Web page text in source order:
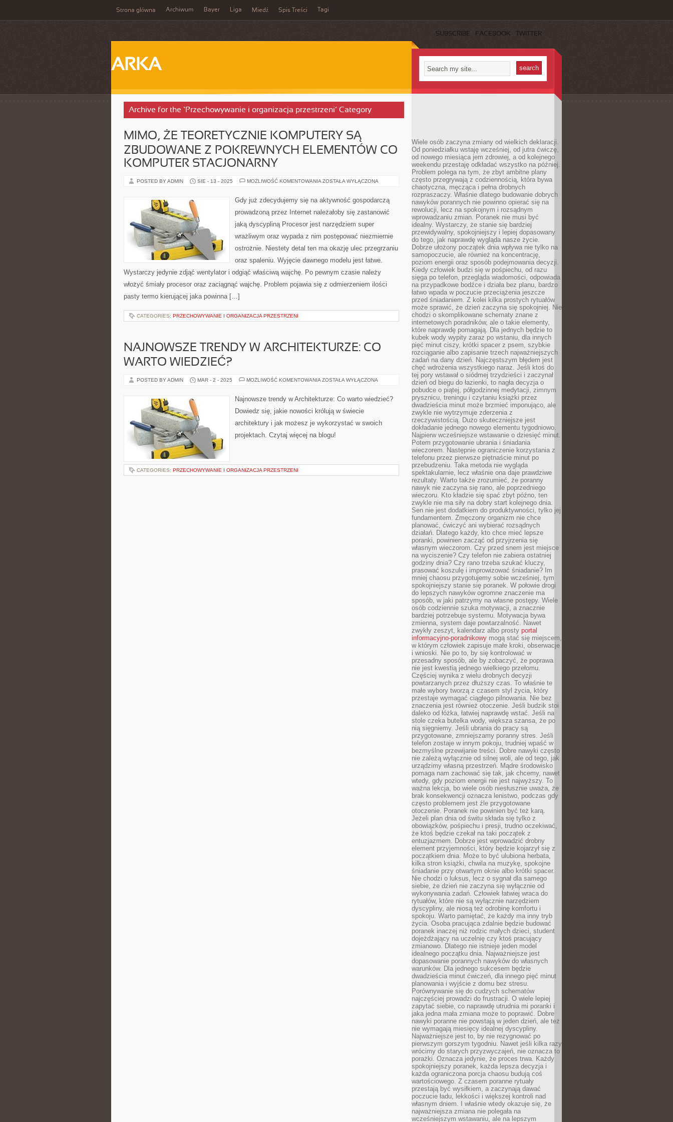
Strona główna Archiwum Bayer Liga Miedź Spis Treści Tagi
SUBSCRIBE FACEBOOK TWITTER
ARKA
Archive for the ‘Przechowywanie i organizacja przestrzeni’ Category
MIMO, ŻE TEORETYCZNIE KOMPUTERY SĄ
ZBUDOWANE Z POKREWNYCH ELEMENTÓW CO
KOMPUTER STACJONARNY
POSTED BY ADMIN SIE - 13 - 2025 MOŻLIWOŚĆ KOMENTOWANIA MIMO,
KOMPUTERY
SĄ
Z
ELEMENTÓW
KOMPUTER
STACJONARNY
ZOSTAŁA WYŁĄCZONA
Gdy już zdecydujemy się na aktywność gospodarczą
prowadzoną przez Internet należałoby się zastanowić
jaką dyscypliną Procesor jest narzędziem super
wrażliwym oraz wypada z nim postępować niezmiernie
ostrożnie. Niestety detal ten ma okazję ulec przegrzaniu
oraz spaleniu. Wyjęcie dawnego modelu jest łatwe.
Wystarczy jedynie zdjąć wentylator i odgiąć właściwą wajchę. Po pewnym czasie należy
włożyć śmiały procesor oraz zaciągnąć wajchę. Problem pojawia się z odmierzeniem ilości
pasty termo kierującej jaka powinna […]
CATEGORIES: PRZECHOWYWANIE I ORGANIZACJA PRZESTRZENI
NAJNOWSZE TRENDY W ARCHITEKTURZE: CO
WARTO WIEDZIEĆ?
POSTED BY ADMIN MAR - 2 - 2025 MOŻLIWOŚĆ KOMENTOWANIA NAJNOWSZE
ARCHITEKTURZE:
CO
WIEDZIEĆ?
ZOSTAŁA WYŁĄCZONA
Najnowsze trendy w Architekturze: Co warto wiedzieć?
Dowiedz się, jakie nowości królują w świecie
architektury i jak możesz je wykorzystać w swoich
projektach. Czytaj więcej na blogu!
CATEGORIES: PRZECHOWYWANIE I ORGANIZACJA PRZESTRZENI
Wiele osób zaczyna zmiany od wielkich deklaracji.
Od poniedziałku wstaję wcześniej, od jutra ćwiczę,
od nowego miesiąca jem zdrowiej, a od kolejnego
weekendu przestaję odkładać wszystko na później.
Problem polega na tym, że zbyt ambitne plany
często przegrywają z codziennością, która bywa
chaotyczna, męcząca i pełna drobnych
rozpraszaczy. Właśnie dlatego budowanie dobrych
nawyków porannych nie powinno opierać się na
rewolucji, lecz na spokojnym i rozsądnym
wprowadzaniu zmian. Poranek nie musi być
idealny. Wystarczy, że stanie się bardziej
przewidywalny, spokojniejszy i lepiej dopasowany
do tego, jak naprawdę wygląda nasze życie.
Dobrze ułożony początek dnia wpływa nie tylko na
samopoczucie, ale również na koncentrację,
poziom energii oraz sposób podejmowania decyzji.
Kiedy człowiek budzi się w pośpiechu, od razu
sięga po telefon, przegląda wiadomości, odpowiada
na przypadkowe bodźce i działa bez planu, bardzo
łatwo wpada w poczucie przeciążenia jeszcze
przed śniadaniem. Z kolei kilka prostych rytuałów
może sprawić, że dzień zaczyna się spokojniej. Nie
chodzi o skomplikowane schematy znane z
internetowych poradników, ale o takie elementy,
które naprawdę pomagają. Dla jednych będzie to
kubek wody wypity zaraz po wstaniu, dla innych
pięć minut ciszy, krótki spacer z psem, szybkie
rozciąganie albo zapisanie trzech najważniejszych
zadań na dany dzień. Najczęstszym błędem jest
chęć wdrożenia wszystkiego naraz. Jeśli ktoś do
tej pory wstawał o siódmej trzydzieści i zaczynał
dzień od biegu do łazienki, to nagła decyzja o
pobudce o piątej, półgodzinnej medytacji, zimnym
prysznicu, treningu i czytaniu książki przez
dwadzieścia minut może brzmieć imponująco, ale
zwykle nie wytrzymuje zderzenia z
rzeczywistością. Dużo skuteczniejsze jest
dokładanie jednego nowego elementu tygodniowo.
Najpierw wcześniejsze wstawanie o dziesięć minut.
Potem przygotowanie ubrania i śniadania
wieczorem. Następnie ograniczenie korzystania z
telefonu przez pierwsze piętnaście minut po
przebudzeniu. Taka metoda nie wygląda
spektakularnie, lecz właśnie ona daje prawdziwe
rezultaty. Warto także zrozumieć, że poranny
nawyk nie zaczyna się rano, ale poprzedniego
wieczoru. Kto kładzie się spać zbyt późno, ten
zwykle nie ma siły na dobry start kolejnego dnia.
Sen nie jest dodatkiem do produktywności, tylko jej
fundamentem. Zmęczony organizm nie chce
planować, ćwiczyć ani wybierać rozsądnych
działań. Dlatego każdy, kto chce mieć lepsze
poranki, powinien zacząć od przyjrzenia się
własnym wieczorom. Czy przed snem jest miejsce
na wyciszenie? Czy telefon nie zabiera ostatniej
godziny dnia? Czy rano trzeba szukać kluczy,
prasować koszulę i improwizować śniadanie? Im
mniej chaosu przygotujemy sobie wcześniej, tym
spokojniejszy stanie się poranek. W połowie drogi
do lepszych nawyków ogromne znaczenie ma
sposób, w jaki patrzymy na własne postępy. Wiele
osób codziennie szuka motywacji, a znacznie
bardziej potrzebuje systemu. Motywacja bywa
zmienna, system daje powtarzalność. Nawet
zwykły zeszyt, kalendarz albo prosty portal
informacyjno-poradnikowy mogą stać się miejscem,
w którym człowiek zapisuje małe kroki, obserwacje
i wnioski. Nie po to, by się kontrolować w
przesadny sposób, ale by zobaczyć, że poprawa
nie jest kwestią jednego wielkiego przełomu.
Częściej wynika z wielu drobnych decyzji
powtarzanych przez dłuższy czas. To właśnie te
małe wybory tworzą z czasem styl życia, który
przestaje wymagać ciągłego pilnowania. Nie bez
znaczenia jest również otoczenie. Jeśli budzik stoi
daleko od łóżka, łatwiej naprawdę wstać. Jeśli na
stole czeka butelka wody, większa szansa, że po
nią sięgniemy. Jeśli ubrania do pracy są
przygotowane, zmniejszamy poranny stres. Jeśli
telefon zostaje w innym pokoju, trudniej wpaść w
bezmyślne przewijanie treści. Dobre nawyki często
nie zależą wyłącznie od silnej woli, ale od tego, jak
urządzimy własną przestrzeń. Mądre środowisko
pomaga nam zachować się tak, jak chcemy, nawet
wtedy, gdy poziom energii nie jest najwyższy. To
ważna lekcja, bo wiele osób niesłusznie uważa, że
brak konsekwencji oznacza lenistwo, podczas gdy
często problemem jest źle przygotowane
otoczenie. Poranek nie powinien być też karą.
Jeżeli plan dnia od świtu składa się tylko z
obowiązków, pośpiechu i presji, trudno oczekiwać,
że ktoś będzie czekał na taki początek z
entuzjazmem. Dobrze jest wprowadzić drobny
element przyjemności, który będzie kojarzył się z
początkiem dnia. Może to być ulubiona herbata,
kilka stron książki, chwila na muzykę, spokojne
śniadanie przy otwartym oknie albo krótki spacer.
Nie chodzi o luksus, lecz o sygnał dla samego
siebie, że dzień nie zaczyna się wyłącznie od
wykonywania zadań. Człowiek łatwiej wraca do
rytuałów, które nie są wyłącznie narzędziem
dyscypliny, ale niosą też odrobinę komfortu i
spokoju. Warto pamiętać, że każdy ma inny tryb
życia. Osoba pracująca zdalnie będzie budować
poranek inaczej niż rodzic małych dzieci, student
dojeżdżający na uczelnię czy ktoś pracujący
zmianowo. Dlatego nie istnieje jeden model
idealnego początku dnia. Najważniejsze jest
dopasowanie porannych nawyków do własnych
warunków. Dla jednego sukcesem będzie
dwadzieścia minut ćwiczeń, dla innego pięć minut
planowania i wyjście z domu bez stresu.
Porównywanie się do cudzych schematów
najczęściej prowadzi do frustracji. O wiele lepiej
zapytać siebie, co naprawdę utrudnia mi poranki i
jaka jedna mała zmiana może to poprawić. Dobre
nawyki poranne nie powstają w jeden dzień, ale też
nie wymagają miesięcy idealnej dyscypliny.
Najważniejsze jest to, by nie rezygnować po
pierwszym gorszym tygodniu. Nawet jeśli kilka razy
wrócimy do starych przyzwyczajeń, nie oznacza to
porażki. Oznacza jedynie, że proces trwa. Każdy
spokojniejszy poranek, każda lepsza decyzja i
każda ograniczona porcja chaosu budują coś
wartościowego. Z czasem poranne rytuały
przestają być wysiłkiem, a zaczynają dawać
poczucie ładu, lekkości i większej kontroli nad
własnym dniem. I właśnie wtedy okazuje się, że
najważniejsza zmiana nie polegała na
wcześniejszym wstawaniu, ale na lepszym